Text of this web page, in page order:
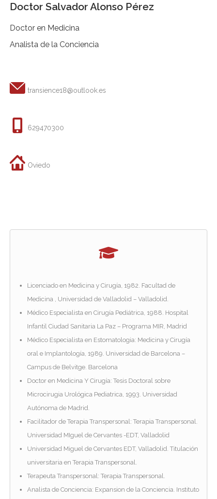
Doctor Salvador Alonso Pérez
Doctor en Medicina
Analista de la Conciencia
transience18@outlook.es
629470300
Oviedo
Licenciado en Medicina y Cirugía, 1982. Facultad de
Medicina , Universidad de Valladolid – Valladolid.
Médico Especialista en Cirugía Pediátrica, 1988. Hospital
Infantil Ciudad Sanitaria La Paz – Programa MIR, Madrid
Médico Especialista en Estomatologia: Medicina y Cirugía
oral e Implantología, 1989. Universidad de Barcelona –
Campus de Belvitge. Barcelona
Doctor en Medicina Y Cirugía: Tesis Doctoral sobre
Microcirugia Urológica Pediatrica, 1993. Universidad
Autónoma de Madrid.
Facilitador de Terapia Transpersonal: Terapia Transpersonal.
Universidad MIguel de Cervantes -EDT, Valladolid
Universidad Miguel de Cervantes EDT, Valladolid. Titulación
universitaria en Terapia Transpersonal.
Terapeuta Transpersonal: Terapia Transpersonal.
Analista de Conciencia: Expansion de la Conciencia. Instituto